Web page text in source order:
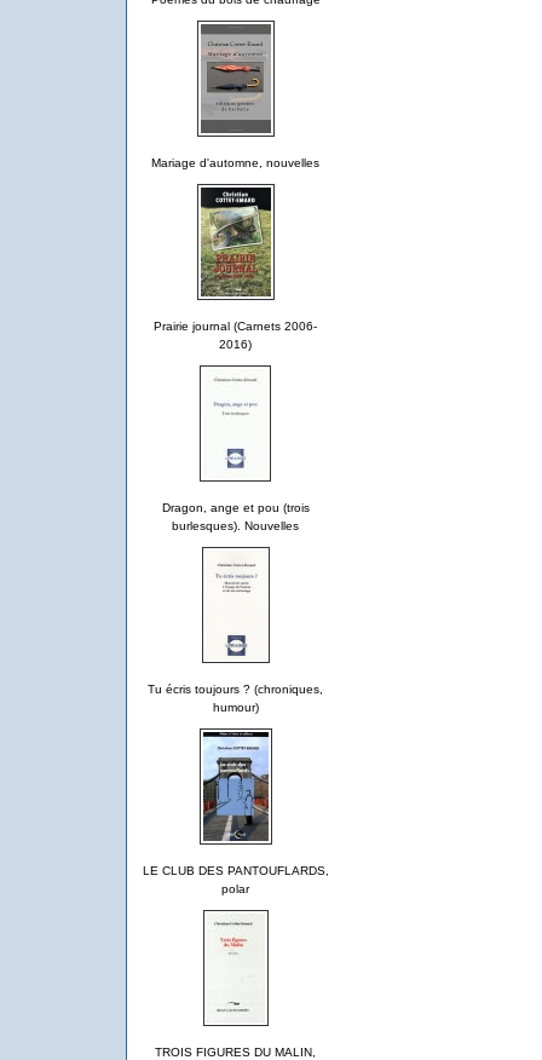
Mariage d'automne, nouvelles
Prairie journal (Carnets 2006-
2016)
Dragon, ange et pou (trois
burlesques). Nouvelles
Tu écris toujours ? (chroniques,
humour)
LE CLUB DES PANTOUFLARDS,
polar
TROIS FIGURES DU MALIN,